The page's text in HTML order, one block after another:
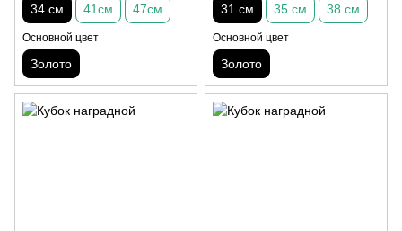
34 см 41см 47см
Основной цвет
Золото
31 см 35 см 38 см
Основной цвет
Золото